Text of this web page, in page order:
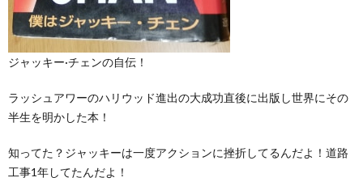
ジャッキー·チェンの自伝！
ラッシュアワーのハリウッド進出の大成功直後に出版し世界にその
半生を明かした本！
知ってた？ジャッキーは一度アクションに挫折してるんだよ！道路
工事1年してたんだよ！